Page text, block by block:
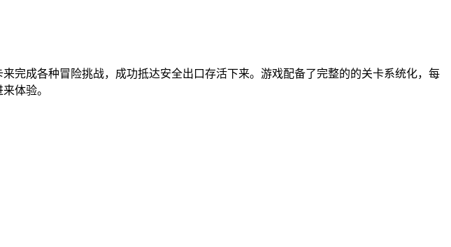
完成各种冒险挑战，成功抵达安全出口存活下来。游戏配备了完整的的关卡系统化，每
体验。